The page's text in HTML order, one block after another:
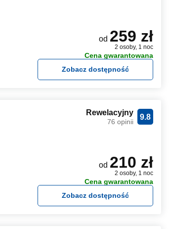
od 259 zł
2 osoby, 1 noc
Cena gwarantowana
Zobacz dostępność
9.8
Rewelacyjny
76 opinii
od 210 zł
2 osoby, 1 noc
Cena gwarantowana
Zobacz dostępność